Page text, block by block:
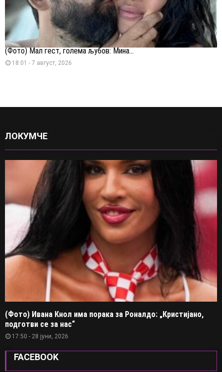
(Фото) Мал гест, голема љубов: Мина...
18:01 - 7 август, 2026
ЛОКУМЧЕ
(Фото) Ивана Кнол има порака за Роналдо: „Кристијано,
подготви се за нас“
17:50 - 28 јуни, 2026
FACEBOOK